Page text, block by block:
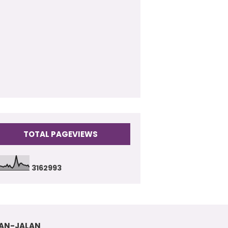
TOTAL PAGEVIEWS
3162993